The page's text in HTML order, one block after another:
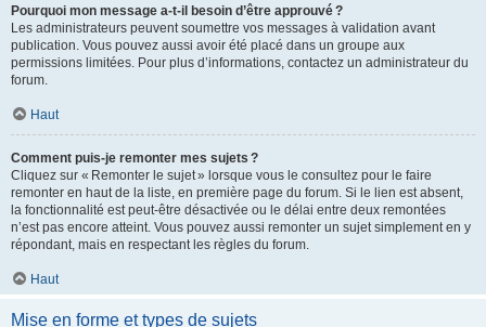
Pourquoi mon message a-t-il besoin d’être approuvé ?
Les administrateurs peuvent soumettre vos messages à validation avant
publication. Vous pouvez aussi avoir été placé dans un groupe aux
permissions limitées. Pour plus d’informations, contactez un administrateur du
forum.
Haut
Comment puis-je remonter mes sujets ?
Cliquez sur « Remonter le sujet » lorsque vous le consultez pour le faire
remonter en haut de la liste, en première page du forum. Si le lien est absent,
la fonctionnalité est peut-être désactivée ou le délai entre deux remontées
n’est pas encore atteint. Vous pouvez aussi remonter un sujet simplement en y
répondant, mais en respectant les règles du forum.
Haut
Mise en forme et types de sujets